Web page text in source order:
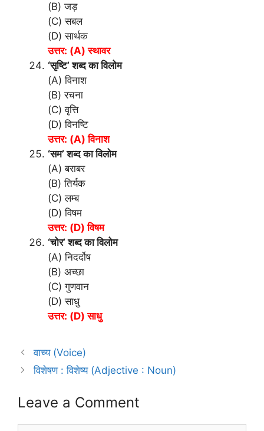
(B) जड़
(C) सबल
(D) सार्थक
उत्तर: (A) स्थावर
‘सृष्टि’ शब्द का विलोम
(A) विनाश
(B) रचना
(C) वृत्ति
(D) विनष्टि
उत्तर: (A) विनाश
‘सम’ शब्द का विलोम
(A) बराबर
(B) तिर्यक
(C) लम्ब
(D) विषम
उत्तर: (D) विषम
‘चोर’ शब्द का विलोम
(A) निदर्दोष
(B) अच्छा
(C) गुणवान
(D) साधु
उत्तर: (D) साधु
वाच्य (Voice)
विशेषण : विशेष्य (Adjective : Noun)
Leave a Comment